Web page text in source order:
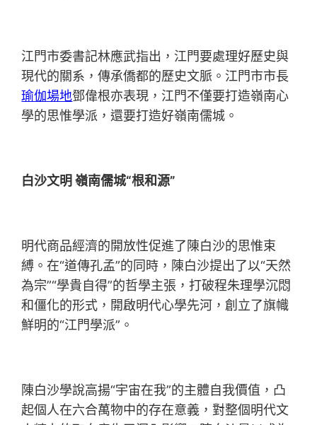
江門市委書記林應武指出，江門要處理好歷史與
現代的關系，傳承僑都的歷史文脈。江門市市長
瑜伽場地鄧偉根亦表現，江門不僅要打造嶺南心
學的思惟學派，還要打造好嶺南儒城。
白沙文明 嶺南儒城“根和源”
明代商品經濟的開放性促進了陳白沙的思惟束
縛。在“道傳孔孟”的同時，陳白沙提出了以“天然
為宗”“學貴自得”的哲學主張，打破程朱理學沉悶
和僵化的形式，開啟明代心學先河，創立了旗幟
鮮明的“江門學派”。
陳白沙學說高揚“宇宙在我”的主體自我價值，凸
起個人在六合萬物中的存在意義，對整個明代文